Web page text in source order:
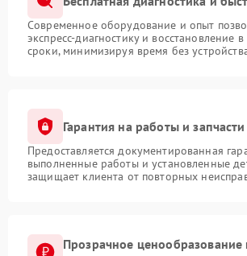
Современное оборудование и опыт
экспресс-диагностику и восстановление
сроки, минимизируя время без
Гарантия на работы и запчасти
Предоставляется документированная
выполненные работы и установленные
защищает клиента от повторных
Прозрачное ценообразование